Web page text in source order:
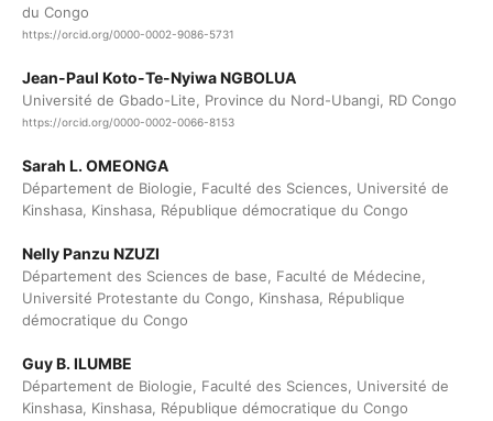
du Congo
https://orcid.org/0000-0002-9086-5731
Jean-Paul Koto-Te-Nyiwa NGBOLUA
Université de Gbado-Lite, Province du Nord-Ubangi, RD Congo
https://orcid.org/0000-0002-0066-8153
Sarah L. OMEONGA
Département de Biologie, Faculté des Sciences, Université de
Kinshasa, Kinshasa, République démocratique du Congo
Nelly Panzu NZUZI
Département des Sciences de base, Faculté de Médecine,
Université Protestante du Congo, Kinshasa, République
démocratique du Congo
Guy B. ILUMBE
Département de Biologie, Faculté des Sciences, Université de
Kinshasa, Kinshasa, République démocratique du Congo